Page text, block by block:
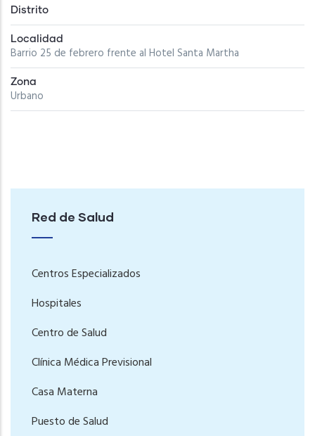
Distrito
Localidad
Barrio 25 de febrero frente al Hotel Santa Martha
Zona
Urbano
Red de Salud
Centros Especializados
Hospitales
Centro de Salud
Clínica Médica Previsional
Casa Materna
Puesto de Salud